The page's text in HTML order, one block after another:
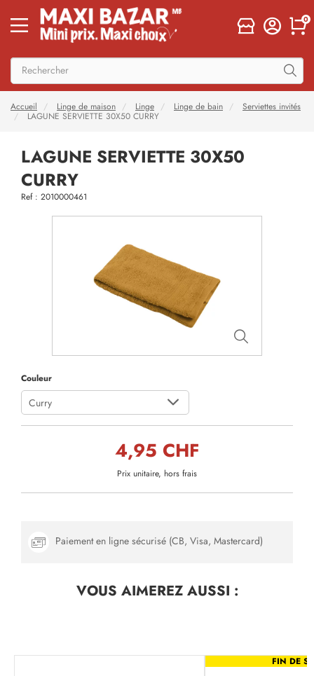
0
Accueil Linge de maison Linge Linge de bain
Serviettes invités
LAGUNE SERVIETTE 30X50 CURRY
LAGUNE SERVIETTE 30X50
CURRY
Ref : 2010000461
Couleur
Curry
4,95 CHF
Prix unitaire, hors frais
Paiement en ligne sécurisé (CB, Visa, Mastercard)
VOUS AIMEREZAUSSI :
FIN DE